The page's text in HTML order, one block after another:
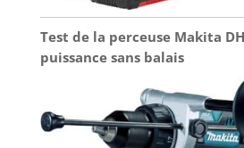
Test de la perceuse Makita
puissance sans balais